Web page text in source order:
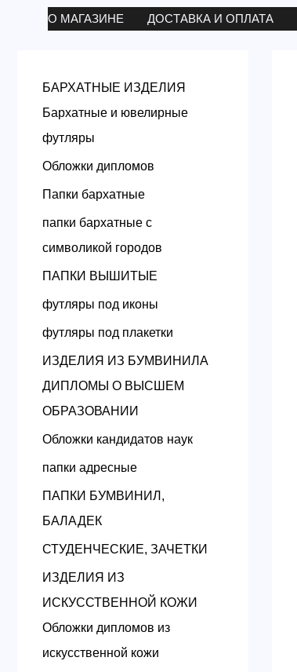
Перейти
О МАГАЗИНЕ ДОСТАВКА И ОПЛАТА
БАРХАТНЫЕ ИЗДЕЛИЯ
Бархатные и ювелирные
футляры
Обложки дипломов
Папки бархатные
папки бархатные с
символикой городов
ПАПКИ ВЫШИТЫЕ
футляры под иконы
футляры под плакетки
ИЗДЕЛИЯ ИЗ БУМВИНИЛА
ДИПЛОМЫ О ВЫСШЕМ
ОБРАЗОВАНИИ
Обложки кандидатов наук
папки адресные
ПАПКИ БУМВИНИЛ,
БАЛАДЕК
СТУДЕНЧЕСКИЕ, ЗАЧЕТКИ
ИЗДЕЛИЯ ИЗ
ИСКУССТВЕННОЙ КОЖИ
Обложки дипломов из
искусственной кожи